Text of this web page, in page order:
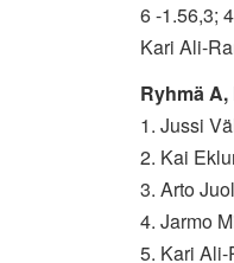
6 -1.56,3;
Kari Ali-
Ryhmä
1. Jussi
2. Kai
3. Arto
4. Jarmo
5. Kari